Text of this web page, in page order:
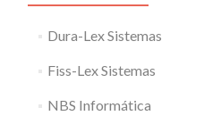
Dura-Lex Sistemas
Fiss-Lex Sistemas
NBS Informática